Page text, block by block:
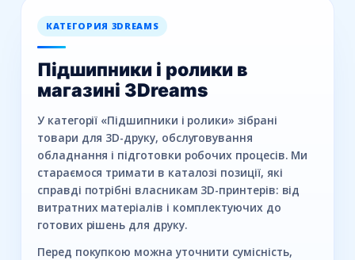
КАТЕГОРИЯ 3DREAMS
Підшипники і ролики в
магазині 3Dreams
У категорії «Підшипники і ролики» зібрані
товари для 3D-друку, обслуговування
обладнання і підготовки робочих процесів. Ми
стараємося тримати в каталозі позиції, які
справді потрібні власникам 3D-принтерів: від
витратних матеріалів і комплектуючих до
готових рішень для друку.
Перед покупкою можна уточнити сумісність,